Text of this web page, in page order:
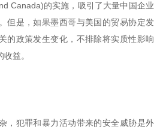
Canada)的实施，吸引了大量中国企业
但是，如果墨西哥与美国的贸易协定发
的政策发生变化，不排除将实质性影响
益。
，犯罪和暴力活动带来的安全威胁是外